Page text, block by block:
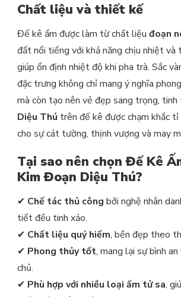
Chất liệu và thiết kế
Đế kê ấm được làm từ chất liệu đoạn
đất nổi tiếng với khả năng chịu nhiệt
giúp ổn định nhiệt độ khi pha trà. Sắc
đặc trưng không chỉ mang ý nghĩa
mà còn tạo nên vẻ đẹp sang trọng,
Diệu Thú trên đế kê được chạm khắc
cho sự cát tường, thịnh vượng và may
Tại sao nên chọn Đế Kê
Kim Đoạn Diệu Thú?
✔ Chế tác thủ công bởi nghệ nhân
tiết đều tinh xảo.
✔ Chất liệu quý hiếm, bền đẹp theo
✔ Phong thủy tốt, mang lại sự bình
chủ.
✔ Phù hợp với nhiều loại ấm tử sa,